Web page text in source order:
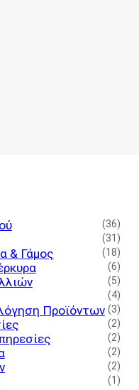
(36)
(31)
& Γάμος (18)
(6)
(5)
(4)
Προϊόντων (3)
(2)
(2)
(2)
(2)
(1)